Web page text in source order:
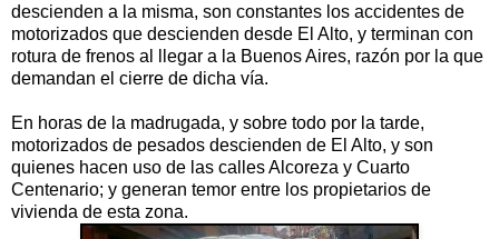
descienden a la misma, son constantes los accidentes de
motorizados que descienden desde El Alto, y terminan con
rotura de frenos al llegar a la Buenos Aires, razón por la que
demandan el cierre de dicha vía.
En horas de la madrugada, y sobre todo por la tarde,
motorizados de pesados descienden de El Alto, y son
quienes hacen uso de las calles Alcoreza y Cuarto
Centenario; y generan temor entre los propietarios de
vivienda de esta zona.